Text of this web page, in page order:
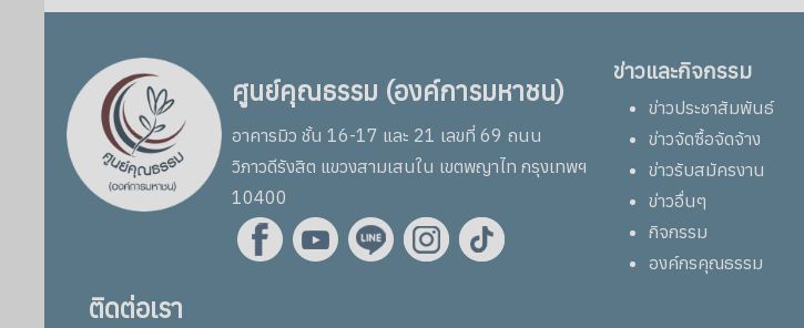
ศูนย์คุณธรรม (องค์การมหาชน)
อาคารมิว ชั้น 16-17 และ 21 เลขที่ 69 ถนน
วิภาวดีรังสิต แขวงสามเสนใน เขตพญาไท กรุงเทพฯ
10400
ติดต่อเรา
ข่าวและกิจกรรม
ข่าวประชาสัมพันธ์
ข่าวจัดซื้อจัดจ้าง
ข่าวรับสมัครงาน
ข่าวอื่นๆ
กิจกรรม
องค์กรคุณธรรม